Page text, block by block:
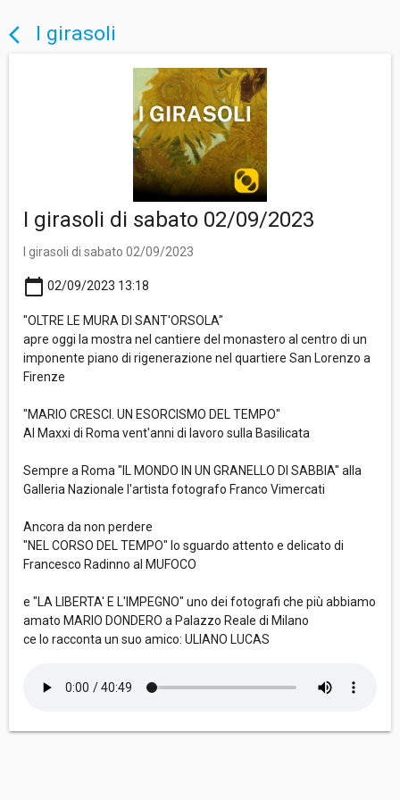
arrow_back_ios I girasoli
I girasoli di sabato 02/09/2023
I girasoli di sabato 02/09/2023
calendar_today 02/09/2023 13:18
"OLTRE LE MURA DI SANT'ORSOLA"
apre oggi la mostra nel cantiere del monastero al centro di un
imponente piano di rigenerazione nel quartiere San Lorenzo a
Firenze
"MARIO CRESCI. UN ESORCISMO DEL TEMPO"
Al Maxxi di Roma vent'anni di lavoro sulla Basilicata
Sempre a Roma "IL MONDO IN UN GRANELLO DI SABBIA" alla
Galleria Nazionale l'artista fotografo Franco Vimercati
Ancora da non perdere
"NEL CORSO DEL TEMPO" lo sguardo attento e delicato di
Francesco Radinno al MUFOCO
e "LA LIBERTA' E L'IMPEGNO" uno dei fotografi che più abbiamo
amato MARIO DONDERO a Palazzo Reale di Milano
ce lo racconta un suo amico: ULIANO LUCAS